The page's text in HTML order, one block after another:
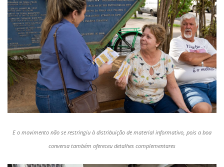
E o movimento não se restringiu à distribuição de material informativo, pois a boa
conversa também ofereceu detalhes complementares